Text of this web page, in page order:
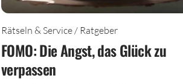
Rätseln & Service / Ratgeber
FOMO: Die Angst, das Glück zu
verpassen